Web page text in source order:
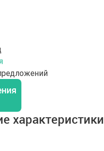
характеристики